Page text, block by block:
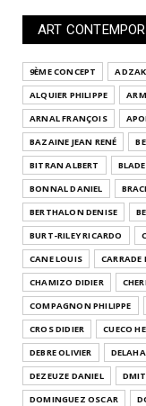
ART
9ÈME CONCEPT
ALQUIER PHILIPPE
ARNAL FRANÇOIS
BAZAINE JEAN RENÉ
BITRAN ALBERT
BLADE
BONNAL DANIEL
BERTHALON DENISE
BURT-RILEY RICARDO
CANE LOUIS
CARRADE
CHAMIZO DIDIER
COMPAGNON PHILIPPE
CROS DIDIER
CUECO
DEBRE OLIVIER
DEZEUZE DANIEL
DOMINGUEZ OSCAR